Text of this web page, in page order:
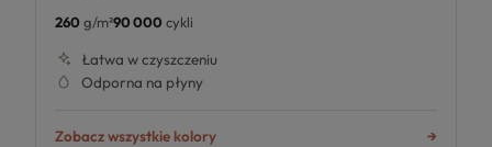
260g/m²90 000cykli
Łatwa w czyszczeniu
Odporna na płyny
Zobacz wszystkie kolory